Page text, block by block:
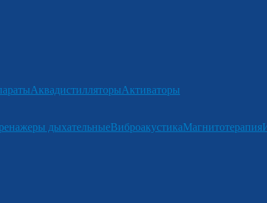
АквадистилляторыАктиваторы
дыхательныеВиброакустикаМагнитотерапия